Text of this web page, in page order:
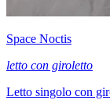
Space Noctis
letto con giroletto
Letto singolo con